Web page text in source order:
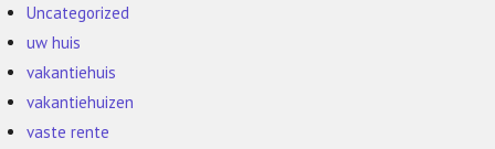
Uncategorized
uw huis
vakantiehuis
vakantiehuizen
vaste rente